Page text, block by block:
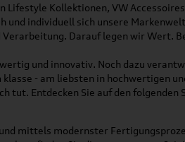
Kollektionen, VW
individuell sich unsere
Darauf legen wir Wert.
und innovativ. Noch dazu
- am liebsten in hochwertigen
tut. Entdecken Sie auf den
mittels modernster